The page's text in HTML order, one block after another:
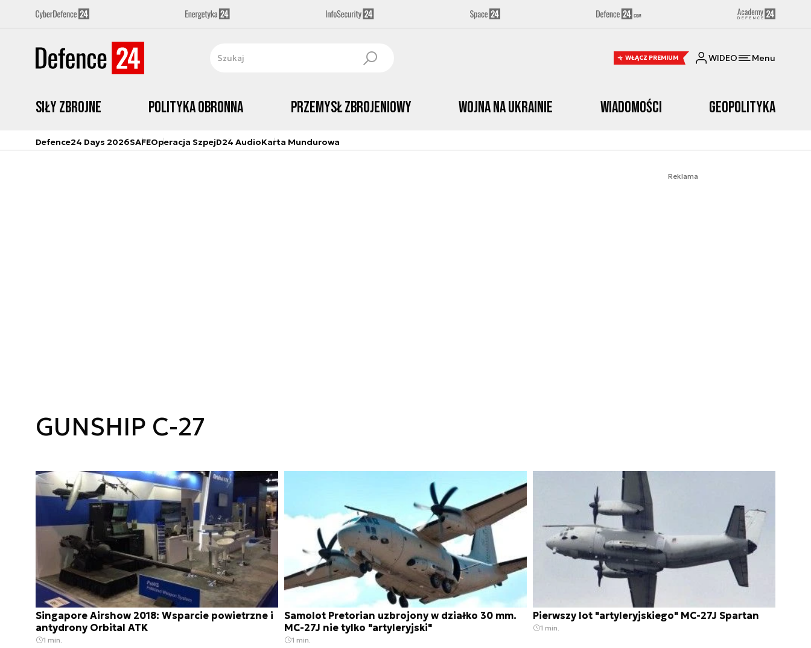
WŁĄCZ PREMIUM WIDEO Menu
Siły zbrojne Polityka obronna Przemysł Zbrojeniowy Wojna na Ukrainie Wiadomości Geopolityka
Defence24 Days 2026SAFEOperacja SzpejD24 AudioKarta Mundurowa
Reklama
GUNSHIP C-27
Singapore Airshow 2018: Wsparcie powietrzne i
antydrony Orbital ATK
1 min.
Samolot Pretorian uzbrojony w działko 30 mm.
MC-27J nie tylko "artyleryjski"
1 min.
Pierwszy lot "artyleryjskiego" MC-27J Spartan
1 min.